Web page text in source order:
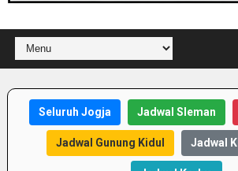
Seluruh Jogja Jadwal Sleman
Jadwal Gunung Kidul Jadwal